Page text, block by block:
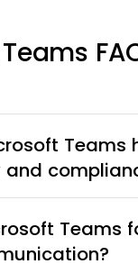
Teams
Teams